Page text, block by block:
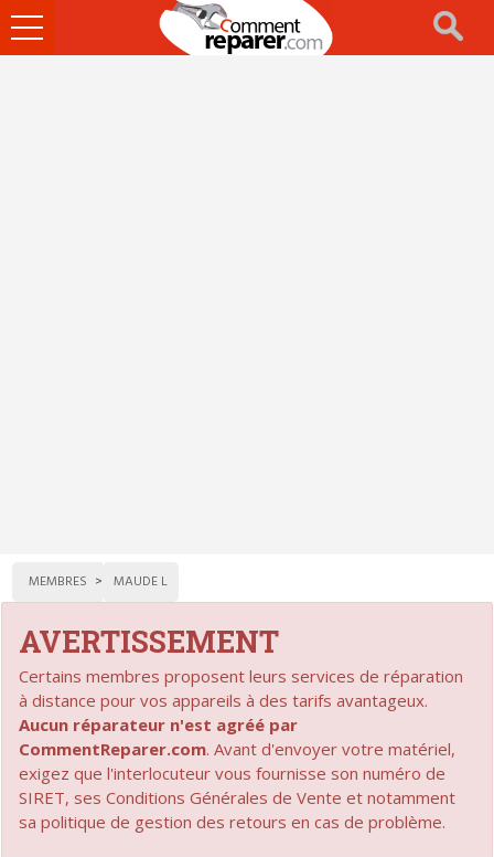
Ouvrir
le
MEMBRES MAUDE L
AVERTISSEMENT
Certains membres proposent leurs services de réparation
à distance pour vos appareils à des tarifs avantageux.
Aucun réparateur n'est agréé par
CommentReparer.com. Avant d'envoyer votre matériel,
exigez que l'interlocuteur vous fournisse son numéro de
SIRET, ses Conditions Générales de Vente et notamment
sa politique de gestion des retours en cas de problème.